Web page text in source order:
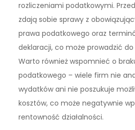
rozliczeniami podatkowymi.
zdają sobie sprawy z
prawa podatkowego oraz
deklaracji, co może prowadzić
Warto również wspomnieć o
podatkowego – wiele firm nie
wydatków ani nie poszukuje
kosztów, co może negatywnie
rentowność działalności.